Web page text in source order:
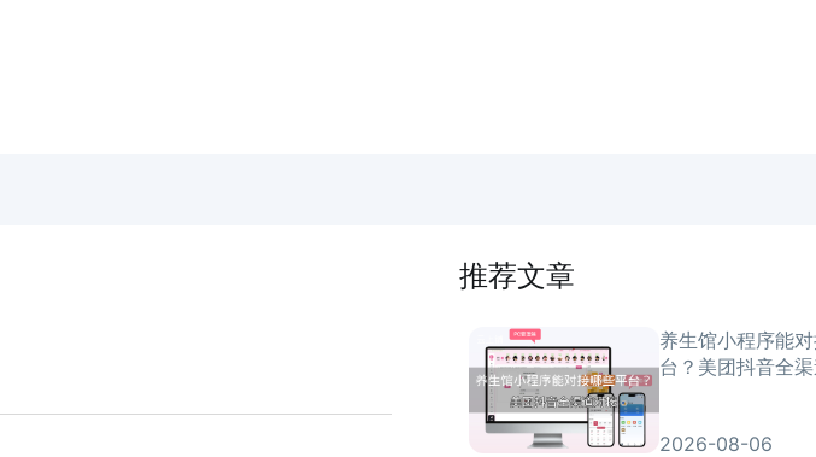
推荐文章
养生馆小程序能
台？美团抖音全
2026-08-06